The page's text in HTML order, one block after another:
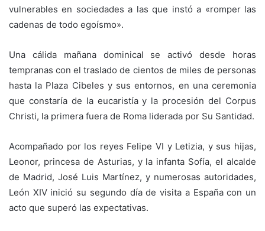
vulnerables en sociedades a las que instó a «romper las
cadenas de todo egoísmo».
Una cálida mañana dominical se activó desde horas
tempranas con el traslado de cientos de miles de personas
hasta la Plaza Cibeles y sus entornos, en una ceremonia
que constaría de la eucaristía y la procesión del Corpus
Christi, la primera fuera de Roma liderada por Su Santidad.
Acompañado por los reyes Felipe VI y Letizia, y sus hijas,
Leonor, princesa de Asturias, y la infanta Sofía, el alcalde
de Madrid, José Luis Martínez, y numerosas autoridades,
León XIV inició su segundo día de visita a España con un
acto que superó las expectativas.